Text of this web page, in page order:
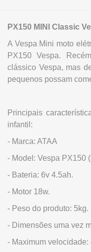
PX150 MINI Classic
A Vespa Mini moto
PX150 Vespa.
clássico Vespa, mas
pequenos possam
Principais
infantil:
- Marca: ATAA
- Model: Vespa PX150
- Bateria: 6v 4.5ah.
- Motor 18w.
- Peso do produto: 5kg.
- Dimensões uma vez
- Maximum velocidade: